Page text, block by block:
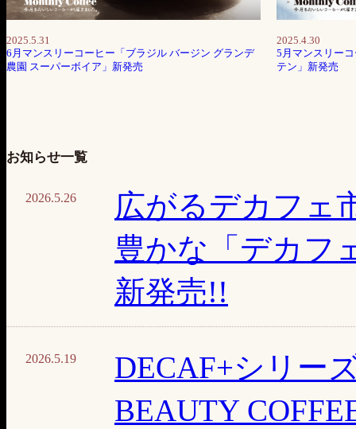
2025.5.31
6月マンスリーコーヒー「ブラジル バージン グランデ
農園 スーパーボイア」新発売
2025.4.30
5月マンスリー
テン」新発売
お知らせ一覧
2026.5.26
広がるデカフェ
豊かな「デカフ
新発売!!
2026.5.19
DECAF+シリー
BEAUTY